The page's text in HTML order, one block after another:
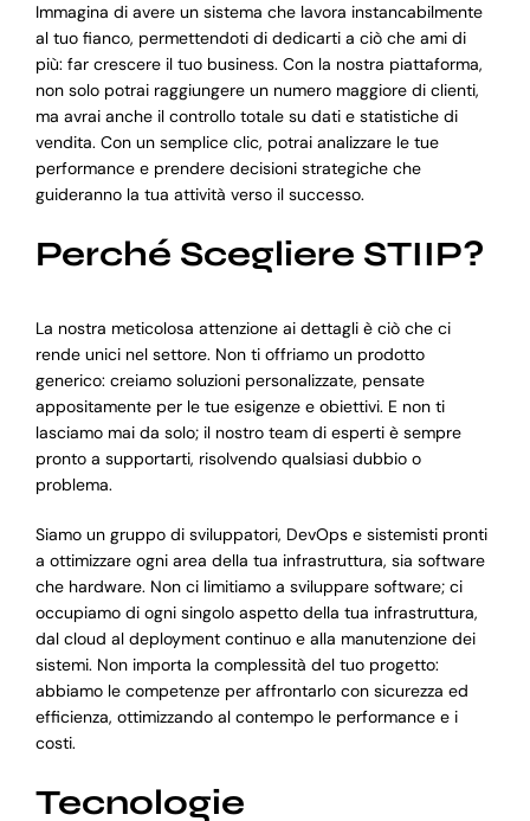
Immagina di avere un sistema che lavora instancabilmente
al tuo fianco, permettendoti di dedicarti a ciò che ami di
più: far crescere il tuo business. Con la nostra piattaforma,
non solo potrai raggiungere un numero maggiore di clienti,
ma avrai anche il controllo totale su dati e statistiche di
vendita. Con un semplice clic, potrai analizzare le tue
performance e prendere decisioni strategiche che
guideranno la tua attività verso il successo.
Perché Scegliere STIIP?
La nostra meticolosa attenzione ai dettagli è ciò che ci
rende unici nel settore. Non ti offriamo un prodotto
generico: creiamo soluzioni personalizzate, pensate
appositamente per le tue esigenze e obiettivi. E non ti
lasciamo mai da solo; il nostro team di esperti è sempre
pronto a supportarti, risolvendo qualsiasi dubbio o
problema.
Siamo un gruppo di sviluppatori, DevOps e sistemisti pronti
a ottimizzare ogni area della tua infrastruttura, sia software
che hardware. Non ci limitiamo a sviluppare software; ci
occupiamo di ogni singolo aspetto della tua infrastruttura,
dal cloud al deployment continuo e alla manutenzione dei
sistemi. Non importa la complessità del tuo progetto:
abbiamo le competenze per affrontarlo con sicurezza ed
efficienza, ottimizzando al contempo le performance e i
costi.
Tecnologie